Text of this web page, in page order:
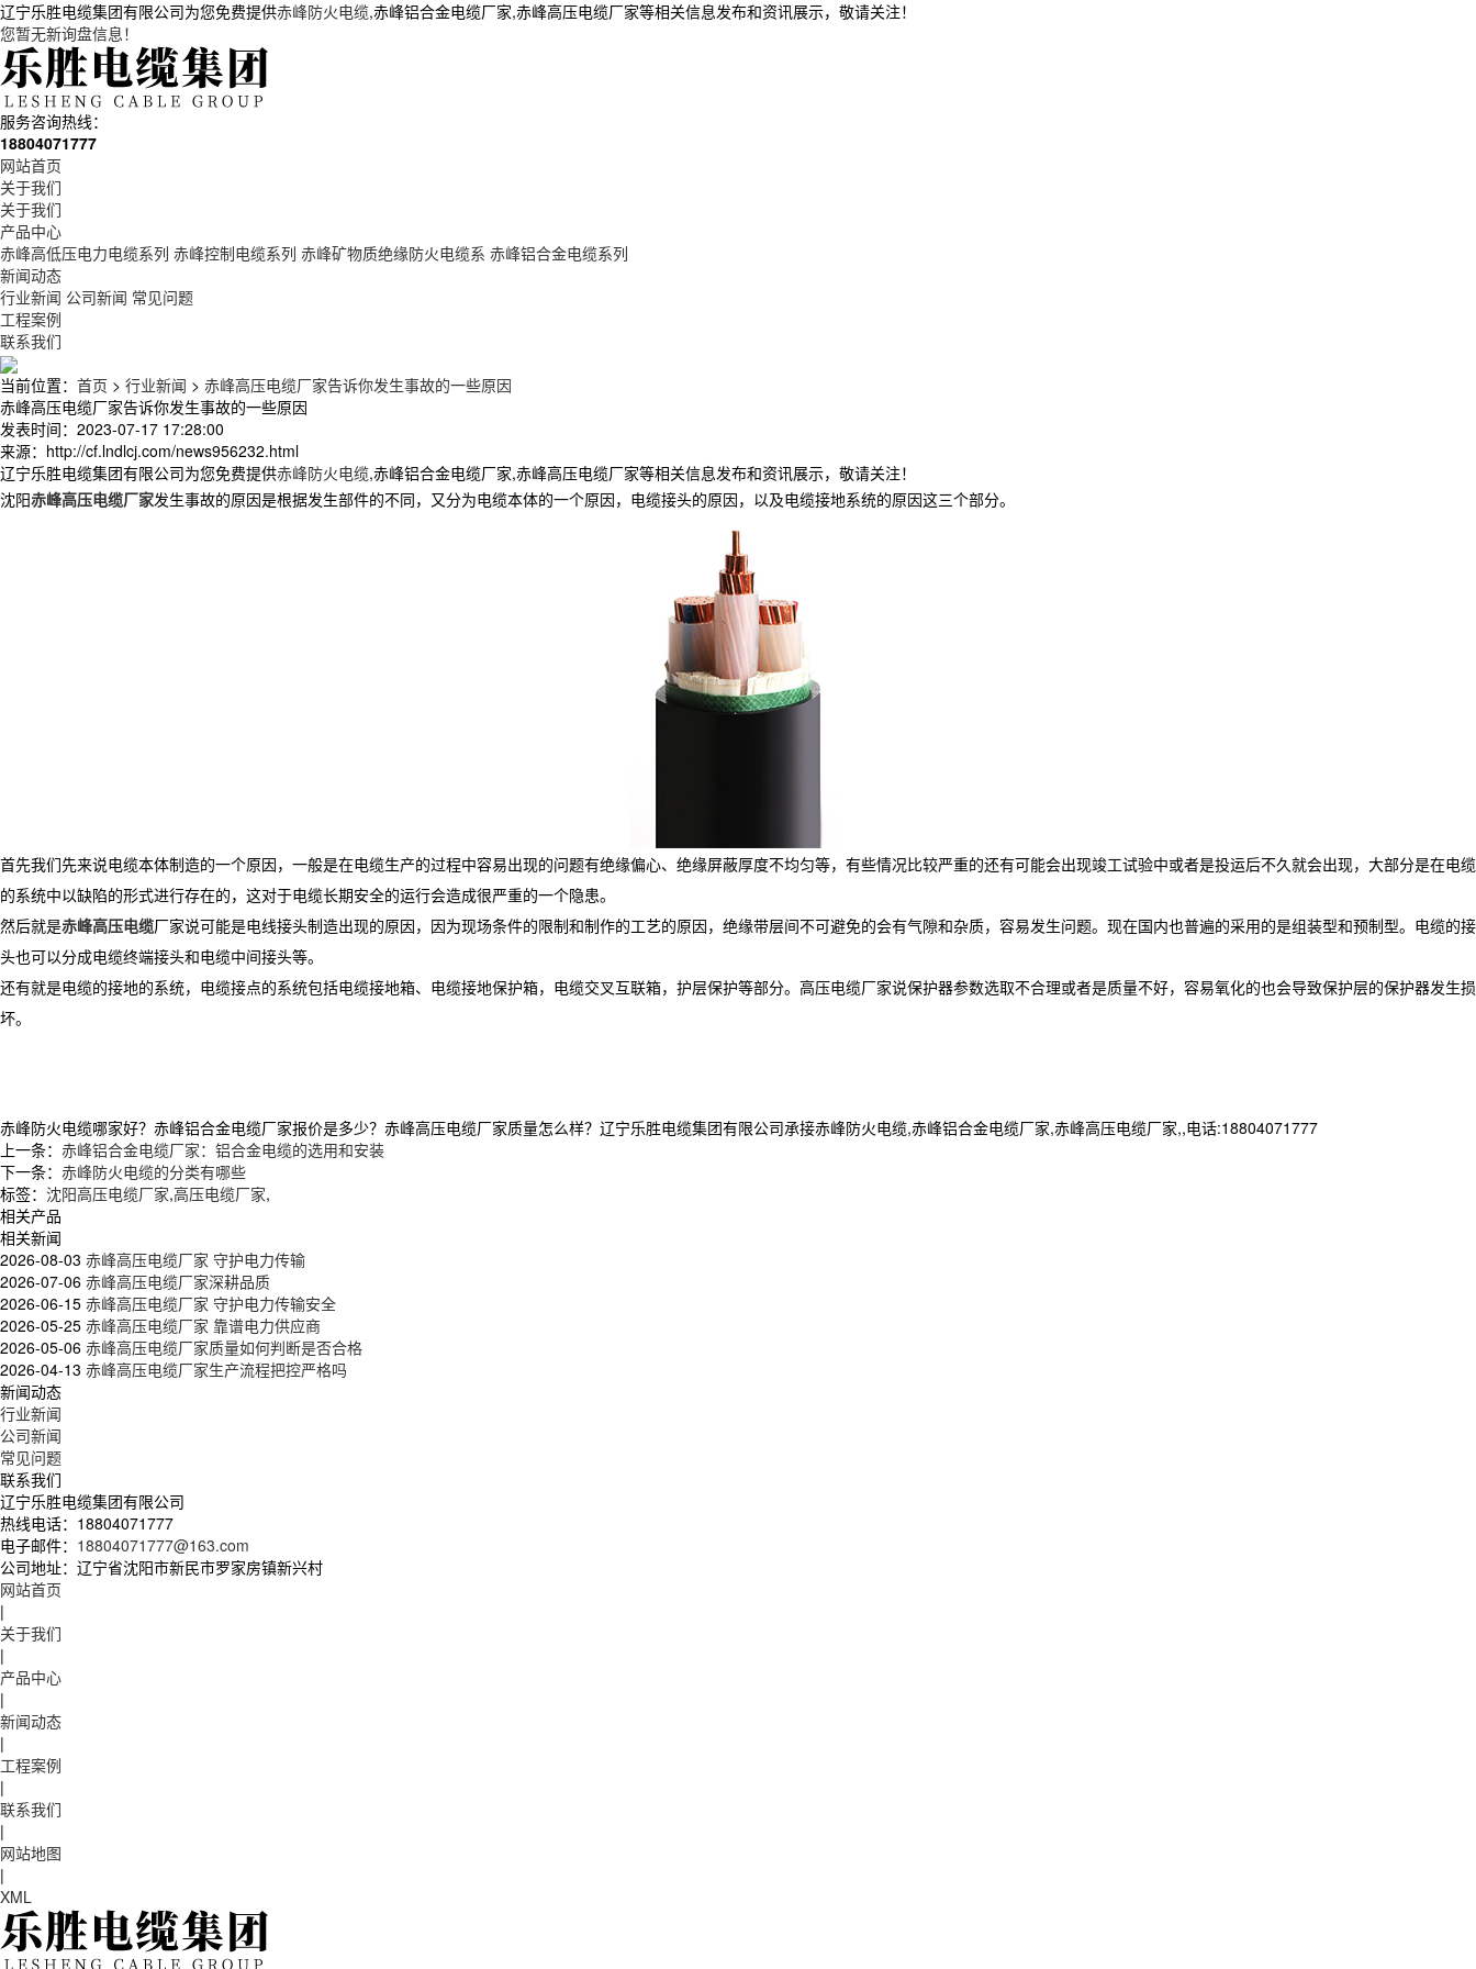
辽宁乐胜电缆集团有限公司为您免费提供赤峰防火电缆,赤峰铝合金电缆厂家,赤峰高压电缆厂家等相关信息发布和资讯展示，敬请关注！
您暂无新询盘信息！
服务咨询热线：
18804071777
网站首页
关于我们
关于我们
产品中心
赤峰高低压电力电缆系列 赤峰控制电缆系列 赤峰矿物质绝缘防火电缆系 赤峰铝合金电缆系列
新闻动态
行业新闻 公司新闻 常见问题
工程案例
联系我们
当前位置： 首页 > 行业新闻 > 赤峰高压电缆厂家告诉你发生事故的一些原因
赤峰高压电缆厂家告诉你发生事故的一些原因
发表时间：2023-07-17 17:28:00
来源：http://cf.lndlcj.com/news956232.html
辽宁乐胜电缆集团有限公司为您免费提供赤峰防火电缆,赤峰铝合金电缆厂家,赤峰高压电缆厂家等相关信息发布和资讯展示，敬请关注！
沈阳赤峰高压电缆厂家发生事故的原因是根据发生部件的不同，又分为电缆本体的一个原因，电缆接头的原因，以及电缆接地系统的原因这三个部分。
首先我们先来说电缆本体制造的一个原因，一般是在电缆生产的过程中容易出现的问题有绝缘偏心、绝缘屏蔽厚度不均匀等，有些情况比较严重的还有可能会出现竣工试验中或者是投运后不久就会出现，大部分是在电缆
的系统中以缺陷的形式进行存在的，这对于电缆长期安全的运行会造成很严重的一个隐患。
然后就是赤峰高压电缆厂家说可能是电线接头制造出现的原因，因为现场条件的限制和制作的工艺的原因，绝缘带层间不可避免的会有气隙和杂质，容易发生问题。现在国内也普遍的采用的是组装型和预制型。电缆的接
头也可以分成电缆终端接头和电缆中间接头等。
还有就是电缆的接地的系统，电缆接点的系统包括电缆接地箱、电缆接地保护箱，电缆交叉互联箱，护层保护等部分。高压电缆厂家说保护器参数选取不合理或者是质量不好，容易氧化的也会导致保护层的保护器发生损
坏。
赤峰防火电缆哪家好？赤峰铝合金电缆厂家报价是多少？赤峰高压电缆厂家质量怎么样？辽宁乐胜电缆集团有限公司承接赤峰防火电缆,赤峰铝合金电缆厂家,赤峰高压电缆厂家,,电话:18804071777
上一条： 赤峰铝合金电缆厂家：铝合金电缆的选用和安装
下一条： 赤峰防火电缆的分类有哪些
标签： 沈阳高压电缆厂家,高压电缆厂家,
相关产品
相关新闻
2026-08-03 赤峰高压电缆厂家 守护电力传输
2026-07-06 赤峰高压电缆厂家深耕品质
2026-06-15 赤峰高压电缆厂家 守护电力传输安全
2026-05-25 赤峰高压电缆厂家 靠谱电力供应商
2026-05-06 赤峰高压电缆厂家质量如何判断是否合格
2026-04-13 赤峰高压电缆厂家生产流程把控严格吗
新闻动态
行业新闻
公司新闻
常见问题
联系我们
辽宁乐胜电缆集团有限公司
热线电话： 18804071777
电子邮件： 18804071777@163.com
公司地址： 辽宁省沈阳市新民市罗家房镇新兴村
网站首页
|
关于我们
|
产品中心
|
新闻动态
|
工程案例
|
联系我们
|
网站地图
|
XML